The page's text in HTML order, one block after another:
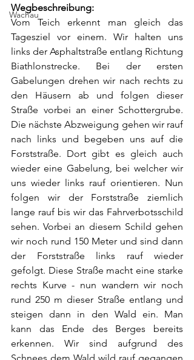
Wachau
Wegbeschreibung:
Vom Teich erkennt man gleich das
Tagesziel vor einem. Wir halten uns
links der Asphaltstraße entlang Richtung
Biathlonstrecke. Bei der ersten
Gabelungen drehen wir nach rechts zu
den Häusern ab und folgen dieser
Straße vorbei an einer Schottergrube.
Die nächste Abzweigung gehen wir rauf
nach links und begeben uns auf die
Forststraße. Dort gibt es gleich auch
wieder eine Gabelung, bei welcher wir
uns wieder links rauf orientieren. Nun
folgen wir der Forststraße ziemlich
lange rauf bis wir das Fahrverbotsschild
sehen. Vorbei an diesem Schild gehen
wir noch rund 150 Meter und sind dann
der Forststraße links rauf wieder
gefolgt. Diese Straße macht eine starke
rechts Kurve - nun wandern wir noch
rund 250 m dieser Straße entlang und
steigen dann in den Wald ein. Man
kann das Ende des Berges bereits
erkennen. Wir sind aufgrund des